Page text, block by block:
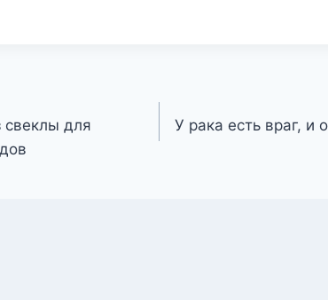
свеклы для
У рака есть враг, и